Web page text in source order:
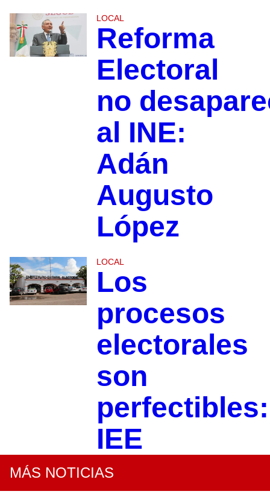
LOCAL
Reforma
Electoral
no
al INE:
Adán
Augusto
López
LOCAL
Los
procesos
electorales
son
perfectibles:
IEE
MÁS NOTICIAS